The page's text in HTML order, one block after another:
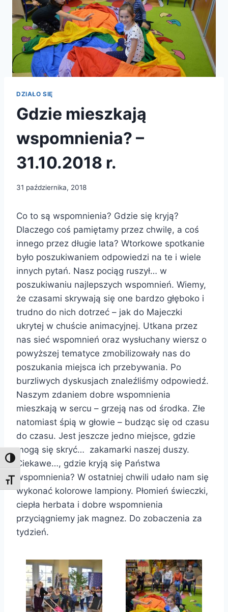
Toggle High Contrast
Toggle Font size
DZIAŁO SIĘ
Gdzie mieszkają
wspomnienia? –
31.10.2018 r.
31 października, 2018
Co to są wspomnienia? Gdzie się kryją?
Dlaczego coś pamiętamy przez chwilę, a coś
innego przez długie lata? Wtorkowe spotkanie
było poszukiwaniem odpowiedzi na te i wiele
innych pytań. Nasz pociąg ruszył… w
poszukiwaniu najlepszych wspomnień. Wiemy,
że czasami skrywają się one bardzo głęboko i
trudno do nich dotrzeć – jak do Majeczki
ukrytej w chuście animacyjnej. Utkana przez
nas sieć wspomnień oraz wysłuchany wiersz o
powyższej tematyce zmobilizowały nas do
poszukania miejsca ich przebywania. Po
burzliwych dyskusjach znaleźliśmy odpowiedź.
Naszym zdaniem dobre wspomnienia
mieszkają w sercu – grzeją nas od środka. Złe
natomiast śpią w głowie – budząc się od czasu
do czasu. Jest jeszcze jedno miejsce, gdzie
mogą się skryć… zakamarki naszej duszy.
Ciekawe…, gdzie kryją się Państwa
wspomnienia? W ostatniej chwili udało nam się
wykonać kolorowe lampiony. Płomień świeczki,
ciepła herbata i dobre wspomnienia
przyciągniemy jak magnez. Do zobaczenia za
tydzień.